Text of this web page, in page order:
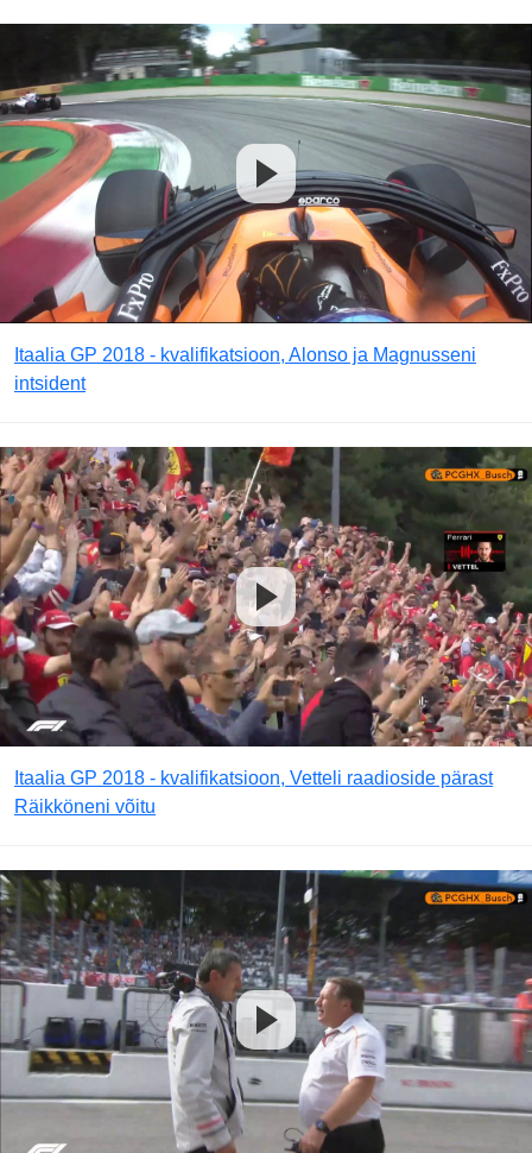
Itaalia GP 2018 - kvalifikatsioon, Alonso ja Magnusseni
intsident
Itaalia GP 2018 - kvalifikatsioon, Vetteli raadioside pärast
Räikköneni võitu